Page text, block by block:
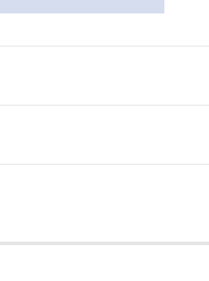
ーレスエントリー
サンルーフ